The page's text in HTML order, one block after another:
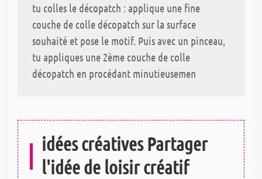
tu colles le décopatch : applique une fine
couche de colle décopatch sur la surface
souhaité et pose le motif. Puis avec un pinceau,
tu appliques une 2ème couche de colle
décopatch en procédant minutieusemen
idées créatives Partager
l'idée de loisir créatif